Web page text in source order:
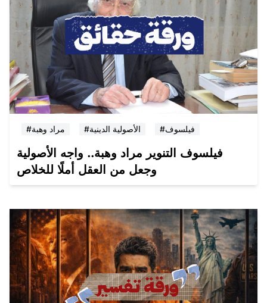
#مراد وهبة #الأصولية الدينية #فيلسوف
فيلسوف التنوير مراد وهبة.. واجه الأصولية
وجعل من العقل أملًا للخلاص